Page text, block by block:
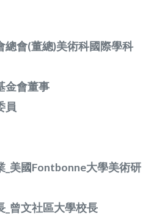
總會(董總)美術科國際學科
金會董事
員
_美國Fontbonne大學美術研
_曾文社區大學校長